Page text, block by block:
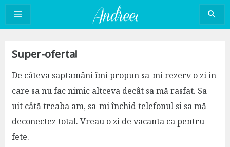
Sari
conținut
Super-oferta!
De câteva saptamâni îmi propun sa-mi rezerv o zi in
care sa nu fac nimic altceva decât sa mă rasfat. Sa
uit câtă treaba am, sa-mi închid telefonul si sa mă
deconectez total. Vreau o zi de vacanta ca pentru
fete.